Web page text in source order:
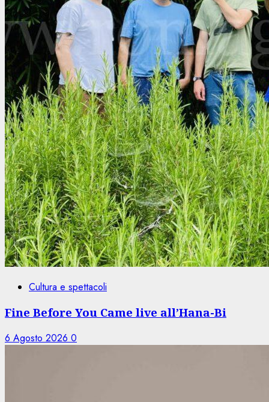
Cultura e spettacoli
Fine Before You Came live all’Hana-Bi
6 Agosto 2026 0